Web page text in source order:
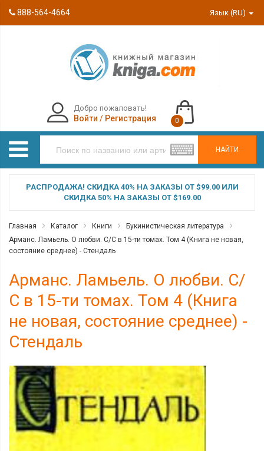
888-564-4664 Язык (RU)
НАЙТИ
Добро пожаловать!
Войти / Регистрация 0
РАСПРОДАЖА! СКИДКА 40% НА ЗАКАЗЫ ОТ $99.00 ИЛИ
СКИДКА 50% НА ЗАКАЗЫ ОТ $169.00
Главная Каталог Книги
Букинистическая литература
Арманс. Ламьель. О любви. С/С в 15-ти томах. Том 4 (Книга не новая,
состояние среднее) - Стендаль
Арманс. Ламьель. О любви. С/
С в 15-ти томах. Том 4 (Книга
не новая, состояние среднее) -
Стендаль